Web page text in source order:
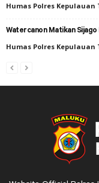
Humas Polres Kepulauan
Watercanon Matikan Sijago
Humas Polres Kepulauan